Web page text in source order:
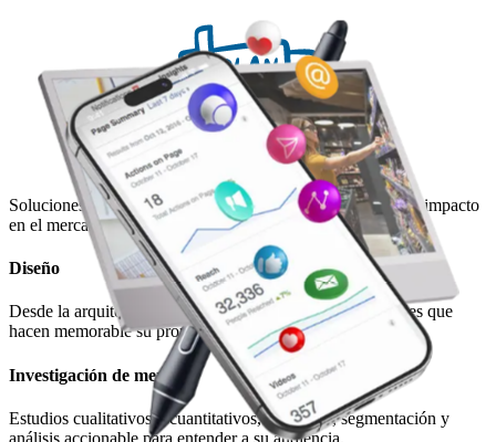
Soluciones pensadas para cada etapa: desde la idea hasta el impacto
en el mercado.
Diseño
Desde la arquitectura de marca, identidad visual y mensajes que
hacen memorable su propuesta.
Investigación de mercado
Estudios cualitativos y cuantitativos, encuestas, segmentación y
análisis accionable para entender a su audiencia.